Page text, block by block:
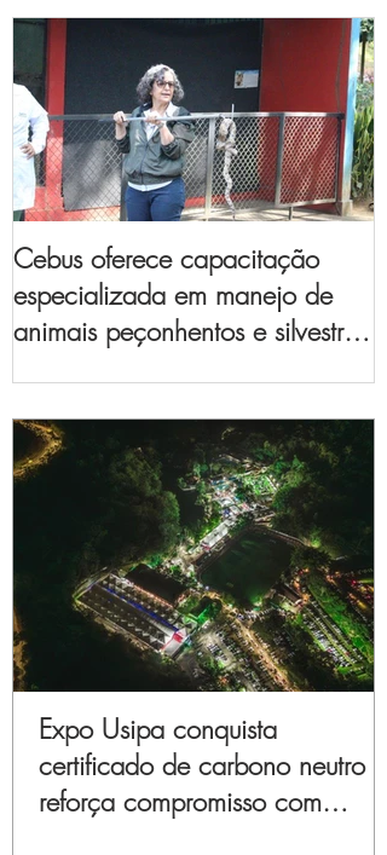
Cebus oferece capacitação
especializada em manejo de
animais peçonhentos e silvestres
Expo Usipa conquista
certificado de carbono neutro e
reforça compromisso com